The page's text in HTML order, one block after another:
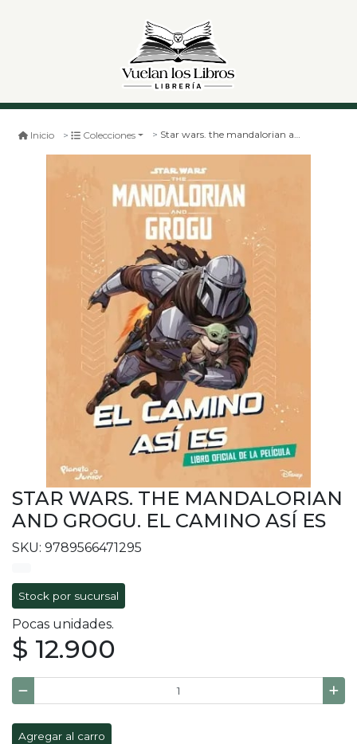
Inicio Colecciones Star wars. the mandalorian and grogu. el camino así es
STAR WARS. THE MANDALORIAN
AND GROGU. EL CAMINO ASÍ ES
SKU: 9789566471295
Stock por sucursal
Pocas unidades.
$ 12.900
Agregar al carro